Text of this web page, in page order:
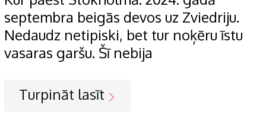
septembra beigās devos uz Zviedriju.
Nedaudz netipiski, bet tur noķēru īstu
vasaras garšu. Šī nebija
Turpināt lasīt